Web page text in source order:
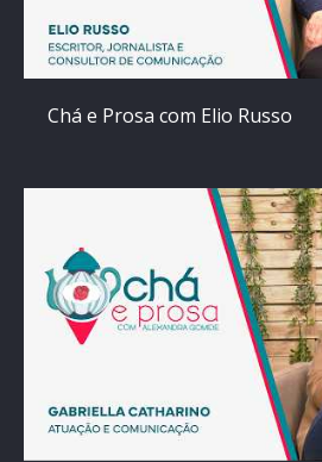
Chá e Prosa com Elio Russo